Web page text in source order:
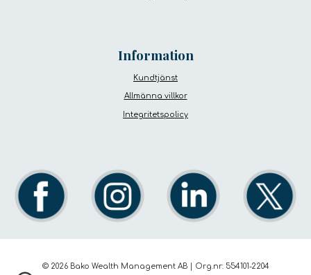
Information
Kundtjänst
Allmänna villkor
Integritetspolicy
© 2026 Bako Wealth Management AB Org .nr: 554101-2204